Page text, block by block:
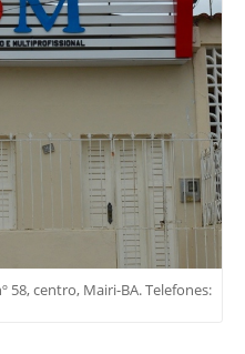
58, centro, Mairi-BA. Telefones: